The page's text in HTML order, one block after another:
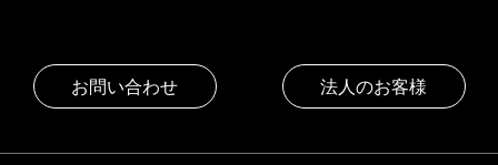
お問い合わせ 法人のお客様